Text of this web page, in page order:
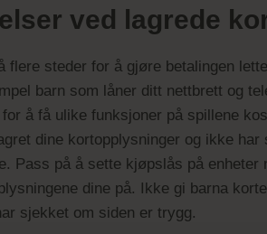
ved lagrede
flere steder for å gjøre betalingen
barn som låner ditt nettbrett og
å få ulike funksjoner på spillene
dine kortopplysninger og ikke
Pass på å sette kjøpslås på
dine på. Ikke gi barna
sjekket om siden er trygg.